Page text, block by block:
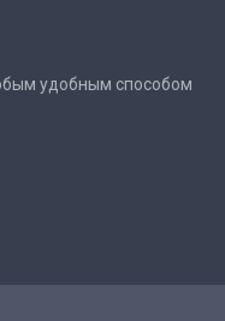
удобным способом